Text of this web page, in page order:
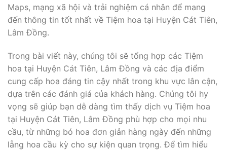
Maps, mạng xã hội và trải nghiệm cá nhân để mang
đến thông tin tốt nhất về Tiệm hoa tại Huyện Cát Tiên,
Lâm Đồng.
Trong bài viết này, chúng tôi sẽ tổng hợp các Tiệm
hoa tại Huyện Cát Tiên, Lâm Đồng và các địa điểm
cung cấp hoa đáng tin cậy nhất trong khu vực lân cận,
dựa trên các đánh giá của khách hàng. Chúng tôi hy
vọng sẽ giúp bạn dễ dàng tìm thấy dịch vụ Tiệm hoa
tại Huyện Cát Tiên, Lâm Đồng phù hợp cho mọi nhu
cầu, từ những bó hoa đơn giản hàng ngày đến những
lẵng hoa cầu kỳ cho sự kiện quan trọng. Để tìm hiểu